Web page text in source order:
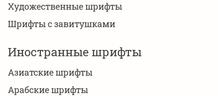
Художественные шрифты
Шрифты с завитушками
Иностранные шрифты
Азиатские шрифты
Арабские шрифты